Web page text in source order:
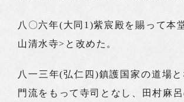
八〇六年(大同1)紫宸殿を賜って本
山清水寺>と改めた。
八一三年(弘仁四)鎮護国家の道場
門流をもって寺司となし、田村麻